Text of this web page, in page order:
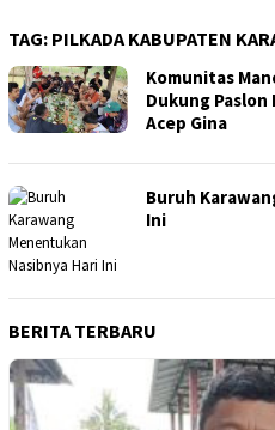
TAG: PILKADA KABUPATEN
Komunitas
Dukung Paslon
Acep Gina
Buruh
Ini
BERITA TERBARU